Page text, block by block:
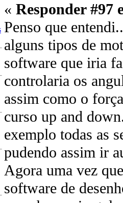
« Responder #97
Penso que
alguns tipos de
software que iria
controlaria os
assim como o
curso up and
exemplo todas as
pudendo assim ir
Agora uma vez
software de